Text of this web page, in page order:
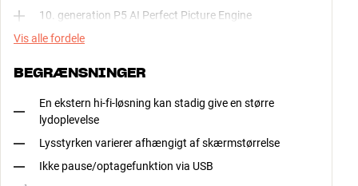
10. generation P5 AI Perfect Picture Engine
Vis alle fordele
BEGRÆNSNINGER
En ekstern hi-fi-løsning kan stadig give en større
lydoplevelse
Lysstyrken varierer afhængigt af skærmstørrelse
Ikke pause/optagefunktion via USB